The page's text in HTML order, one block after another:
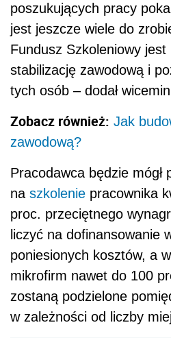
poszukujących pracy
jest jeszcze wiele do
Fundusz Szkoleniowy
stabilizację zawodową i
tych osób – dodał
Zobacz również: Jak
zawodową?
Pracodawca będzie mógł
na szkolenie pracownika
proc. przeciętnego
liczyć na dofinansowanie
poniesionych kosztów, a
mikrofirm nawet do 100
zostaną podzielone
w zależności od liczby